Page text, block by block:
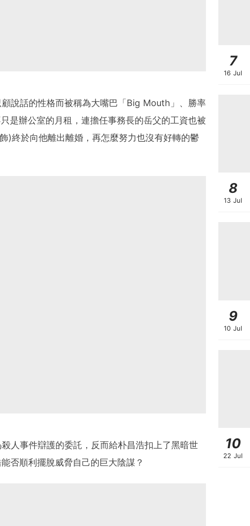
說話的性格而被稱為大嘴巴「Big Mouth」、勝率
是辦公室的月租，連擔任事務長的岳父的工資也被
)終於向他離出離婚，再怎麼努力也沒有好轉的鬱
人事件辯護的委託，反而給朴昌浩扣上了黑暗世
否順利擺脫威脅自己的巨大陰謀？
7
16 Jul
8
13 Jul
9
10 Jul
10
22 Jul